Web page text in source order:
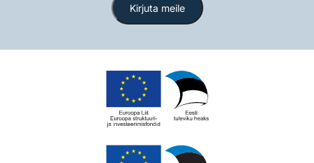
Kirjuta meile